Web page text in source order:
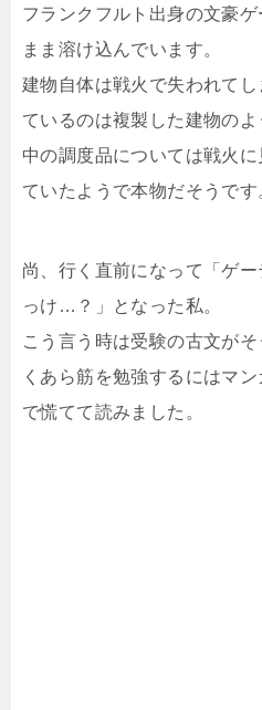
フランクフルト出身の文豪
まま溶け込んでいます。
建物自体は戦火で失われて
ているのは複製した建物のよ
中の調度品については戦火
ていたようで本物だそうです
尚、行く直前になって「ゲ
っけ…？」となった私。
こう言う時は受験の古文が
くあら筋を勉強するにはマ
で慌てて読みました。